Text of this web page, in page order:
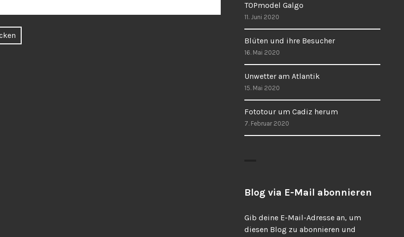
TOPmodel Galgo
11. Juni 2020
Blüten und ihre Besucher
16. Mai 2020
Unwetter am Atlantik
15. Mai 2020
Fototour um Cadiz herum
7. Februar 2020
Blog via E-Mail abonnieren
Gib deine E-Mail-Adresse an, um
diesen Blog zu abonnieren und